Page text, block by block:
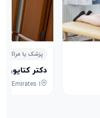
پزشک یا مراکز
دکتر کتایون